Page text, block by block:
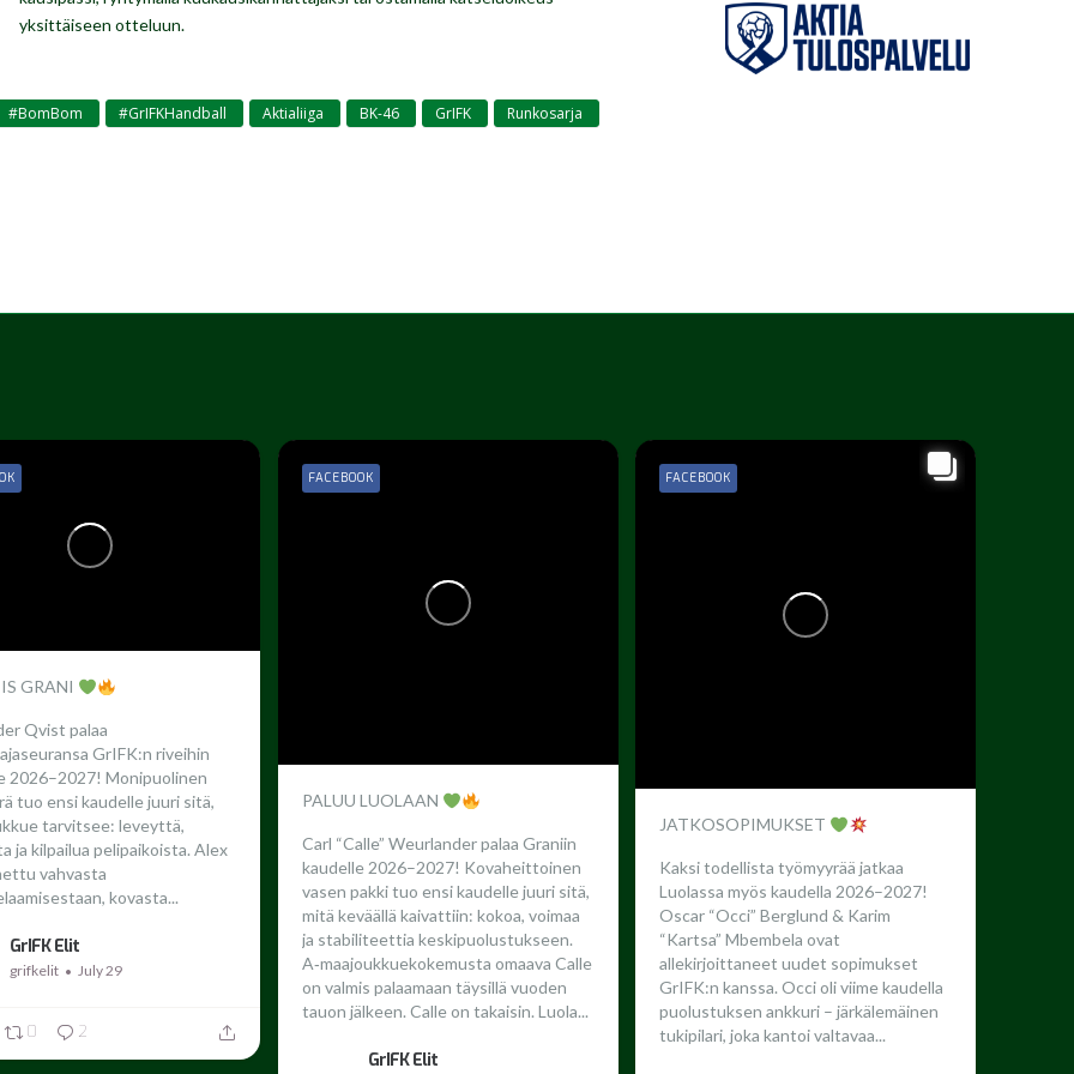
yksittäiseen otteluun.
#BomBom #GrIFKHandball Aktialiiga BK-46 GrIFK Runkosarja
GRANI
Qvist palaa
GrIFK:n riveihin
2026–2027! Monipuolinen
tuo ensi kaudelle juuri sitä,
tarvitsee: leveyttä,
ja kilpailua pelipaikoista. Alex
vahvasta
kovasta...
GrIFK Elit
grifkelit July 29
0 2
PALUU LUOLAAN
Carl “Calle” Weurlander palaa Graniin
kaudelle 2026–2027! Kovaheittoinen
vasen pakki tuo ensi kaudelle juuri sitä,
mitä keväällä kaivattiin: kokoa, voimaa
ja stabiliteettia keskipuolustukseen.
A‑maajoukkuekokemusta omaava Calle
on valmis palaamaan täysillä vuoden
tauon jälkeen. Calle on takaisin. Luola...
GrIFK Elit
FACEBOOK
JATKOSOPIMUKSET
Kaksi todellista työmyyrää jatkaa
Luolassa myös kaudella 2026–2027!
Oscar “Occi” Berglund & Karim
“Kartsa” Mbembela ovat
allekirjoittaneet uudet sopimukset
GrIFK:n kanssa. Occi oli viime kaudella
puolustuksen ankkuri – järkälemäinen
tukipilari, joka kantoi valtavaa...
FACEBOOK